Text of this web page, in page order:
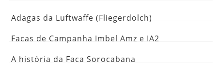
Adagas da Luftwaffe (Fliegerdolch)
Facas de Campanha Imbel Amz e IA2
A história da Faca Sorocabana